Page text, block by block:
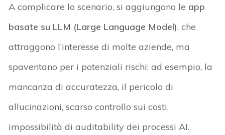
A complicare lo scenario, si aggiungono le app
basate su LLM (Large Language Model), che
attraggono l’interesse di molte aziende, ma
spaventano per i potenziali rischi: ad esempio, la
mancanza di accuratezza, il pericolo di
allucinazioni, scarso controllo sui costi,
impossibilità di auditability dei processi AI.